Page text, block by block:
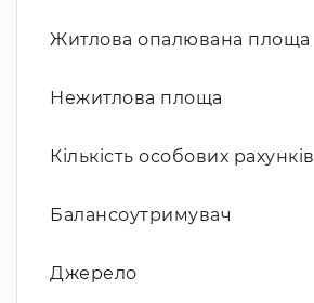
Житлова опалювана площа
Нежитлова площа
Кількість особових рахунків
Балансоутримувач
Джерело